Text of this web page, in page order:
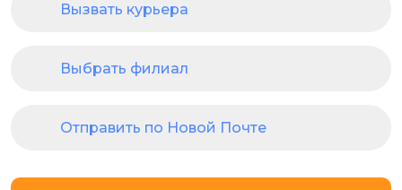
Вызвать курьера
Выбрать филиал
Отправить по Новой Почте